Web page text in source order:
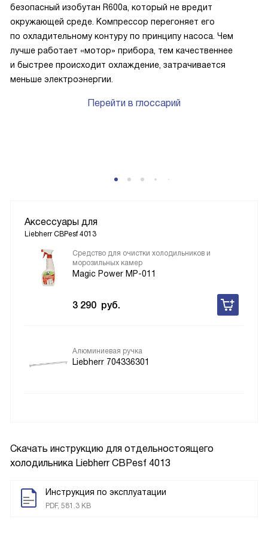
Скачать инструкцию для отдельностоящего
холодильника Liebherr CBPesf 4013
Инструкция по эксплуатации
PDF, 581.3 KB
безопасный изобутан R600a, который не вредит
окружающей среде. Компрессор перегоняет его
по охладительному контуру по принципу насоса. Чем
лучше работает «мотор» прибора, тем качественнее
и быстрее происходит охлаждение, затрачивается
меньше электроэнергии.
Перейти в глоссарий
Аксессуары для
Liebherr CBPesf 4013
Средство для очистки холодильников и
морозильных камер
Magic Power MP-011
3 290 руб.
Алюминиевая ручка
Liebherr 704336301